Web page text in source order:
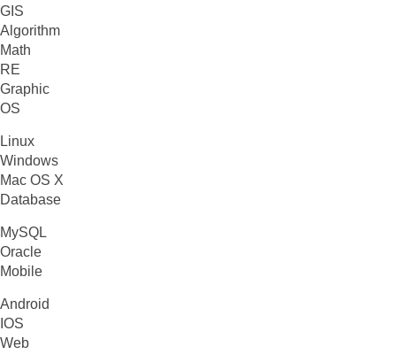
GIS
Algorithm
Math
RE
Graphic
OS
Linux
Windows
Mac OS X
Database
MySQL
Oracle
Mobile
Android
IOS
Web